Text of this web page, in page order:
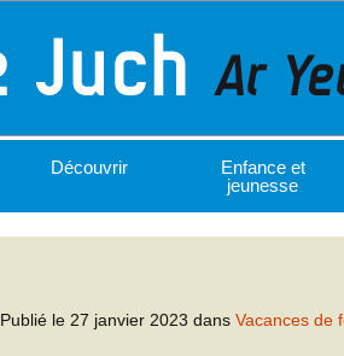
Découvrir
Enfance et
jeunesse
Publié le 27 janvier 2023 dans Vacances de